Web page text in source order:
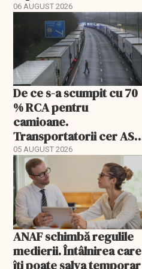
06 AUGUST 2026
De ce s-a scumpit cu 70
% RCA pentru
camioane.
Transportatorii cer ASF
să publice tarifele
05 AUGUST 2026
ANAF schimbă regulile
medierii. Întâlnirea care
îți poate salva temporar